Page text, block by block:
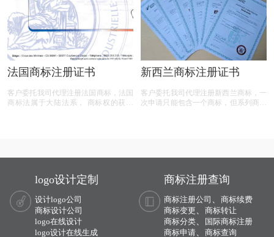
法国商标注册证书
客户委托我司代理注册法国商标，法国
商标法属于大陆法系， 商标权的获得
新西兰商标注册证书
客户委托我司代理注册新西兰商标，一
次申请只能包含一个商标，但系列商标
logo设计定制
设计logo公司
商标设计公司
logo在线设计
logo设计在线生成
商标注册查询
商标注册公司
商标续费
商标变更
商标转让
商标分类、
国际商标注册
商标申请、 商标查询